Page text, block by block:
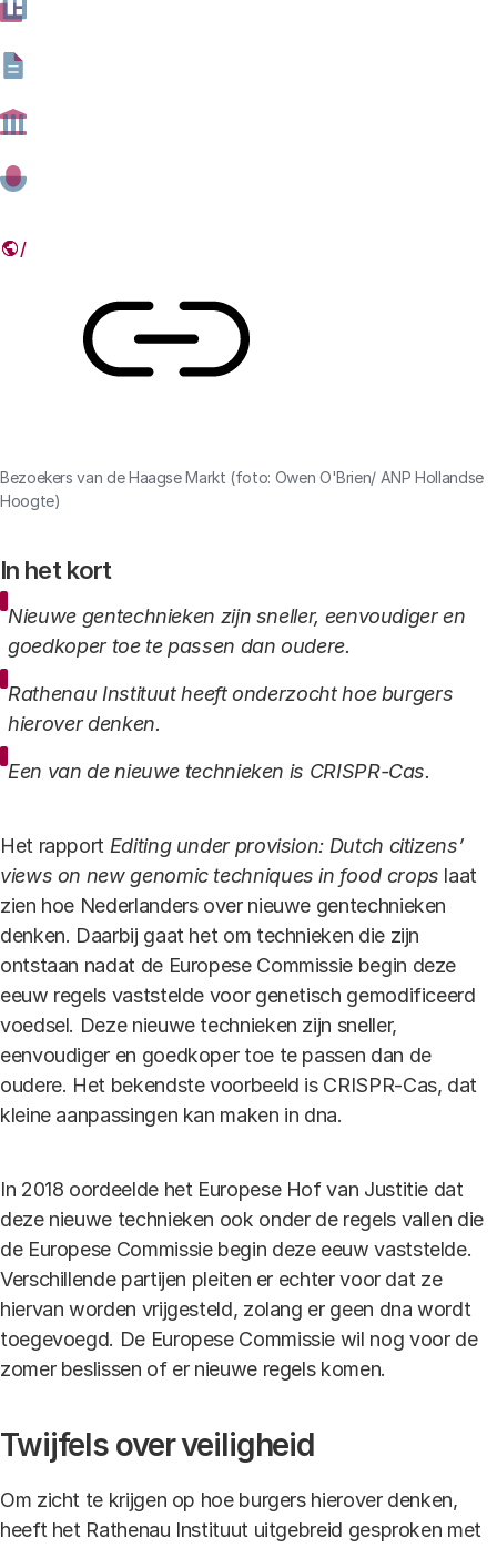
om deze nieuwe technieken uit te sluiten van Europese
Nederlandse overheid bepleiten.
13 APRIL 2023
Bezoekers van de Haagse Markt (foto: Owen O'Brien/ ANP Hollandse
Hoogte)
In het kort
Nieuwe gentechnieken zijn sneller, eenvoudiger en
goedkoper toe te passen dan oudere.
Rathenau Instituut heeft onderzocht hoe burgers
hierover denken.
Een van de nieuwe technieken is CRISPR-Cas.
Het rapport Editing under provision: Dutch citizens’
views on new genomic techniques in food crops laat
zien hoe Nederlanders over nieuwe gentechnieken
denken. Daarbij gaat het om technieken die zijn
ontstaan nadat de Europese Commissie begin deze
eeuw regels vaststelde voor genetisch gemodificeerd
voedsel. Deze nieuwe technieken zijn sneller,
eenvoudiger en goedkoper toe te passen dan de
oudere. Het bekendste voorbeeld is CRISPR-Cas, dat
kleine aanpassingen kan maken in dna.
In 2018 oordeelde het Europese Hof van Justitie dat
deze nieuwe technieken ook onder de regels vallen die
de Europese Commissie begin deze eeuw vaststelde.
Verschillende partijen pleiten er echter voor dat ze
hiervan worden vrijgesteld, zolang er geen dna wordt
toegevoegd. De Europese Commissie wil nog voor de
zomer beslissen of er nieuwe regels komen.
Twijfels over veiligheid
Om zicht te krijgen op hoe burgers hierover denken,
heeft het Rathenau Instituut uitgebreid gesproken met